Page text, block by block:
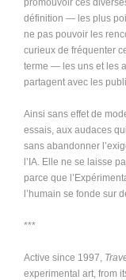
promouvoir ces
définition — les plus
ne pas pouvoir les
curieux de fréquenter
terme — les uns et les
partagent avec les
Ainsi sans effet de
essais, aux audaces
sans abandonner
l’IA. Elle ne se laisse
parce que
l’humain se fonde sur
***
Active since 1997,
experimental art, from